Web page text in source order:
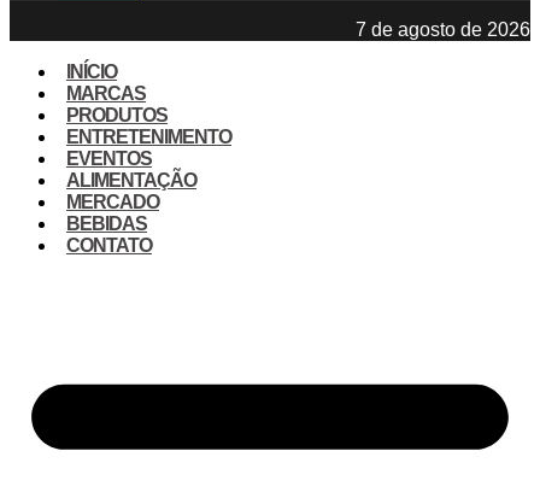
7 de agosto de 2026
INÍCIO
MARCAS
PRODUTOS
ENTRETENIMENTO
EVENTOS
ALIMENTAÇÃO
MERCADO
BEBIDAS
CONTATO